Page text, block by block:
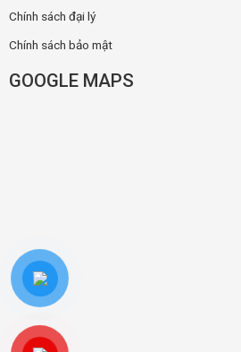
Chính sách đại lý
Chính sách bảo mật
GOOGLE MAPS